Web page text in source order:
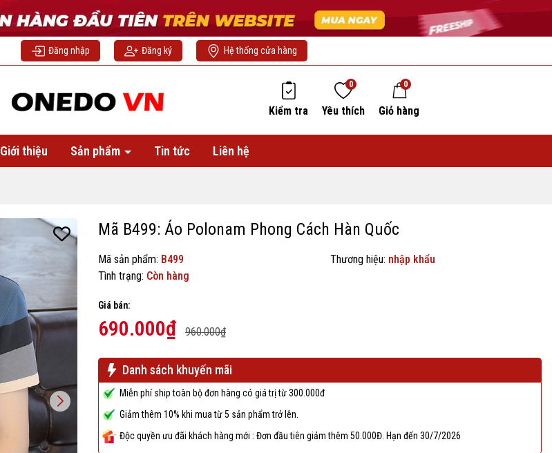
Đăng nhập Đăng ký Hệ thống cửa hàng
Kiểm tra Yêu thích
0
Giỏ hàng
0
Giới thiệu Sản phẩm Tin tức Liên hệ
Mã B499: Áo Polonam Phong Cách Hàn Quốc
Mã sản phẩm: B499 Thương hiệu: nhập khẩu
Tình trạng: Còn hàng
Giá bán:
690.000₫ 960.000₫
Danh sách khuyến mãi
Miễn phí ship toàn bộ đơn hàng có giá trị từ 300.000đ
Giảm thêm 10% khi mua từ 5 sản phẩm trở lên.
Độc quyền ưu đãi khách hàng mới : Đơn đầu tiên giảm thêm 50.000Đ. Hạn đến 30/7/2026